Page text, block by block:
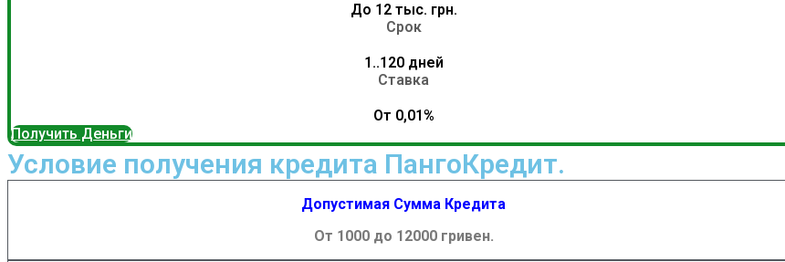
До 12 тыс. грн.
Срок
1..120 дней
Ставка
От 0,01%
Получить Деньги
Условие получения кредита ПангоКредит.
Допустимая Сумма Кредита
От 1000 до 12000 гривен.